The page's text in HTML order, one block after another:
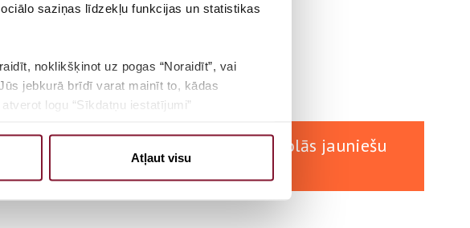
saziņas līdzekļu funkcijas un statistikas
noklikšķinot uz pogas “Noraidīt”, vai
jebkurā brīdī varat mainīt to, kādas
logu “Sīkdatņu iestatījumi”
Atļaut visu
– praktiskas vēlēšanu simulācijas skolās jauniešu
115
BALSIS